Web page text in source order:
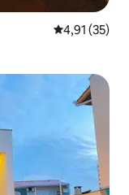
Priemerné
4,91 (35)